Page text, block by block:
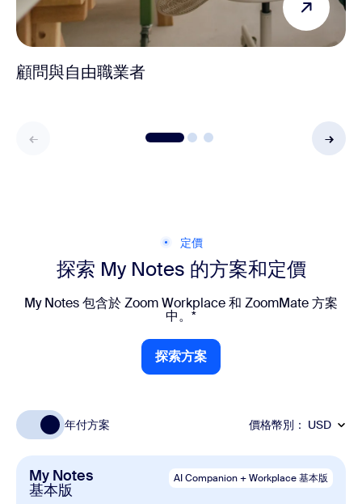
顧問與自由職業者
定價
探索 My Notes 的方案和定價
My Notes 包含於 Zoom Workplace 和 ZoomMate 方案
中。*
探索方案
探索方案
年付方案 價格幣別： USD
My Notes
基本版
AI Companion + Workplace 基本版